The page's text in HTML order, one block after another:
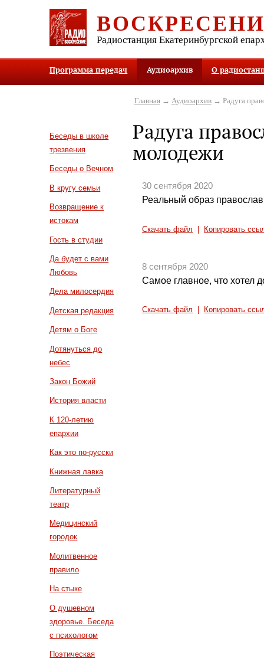
Радиостанция Екатеринбургской
Программа передач Аудиоархив О
Беседы в школе
трезвения
Беседы о Вечном
В кругу семьи
Возвращение к
истокам
Гость в студии
Да будет с вами
Любовь
Дела милосердия
Детская редакция
Детям о Боге
Дотянуться до
небес
Закон Божий
История власти
К 120-летию
епархии
Как это по-русски
Книжная лавка
Литературный
театр
Медицинский
городок
Молитвенное
правило
На стыке
О душевном
здоровье. Беседа
с психологом
Поэтическая
Главная→ Аудиоархив→ Радуга
Радуга
молодежи
30 сентября 2020
Реальный образ
Скачать файл Копировать
8 сентября 2020
Самое главное, что хотел
Скачать файл Копировать